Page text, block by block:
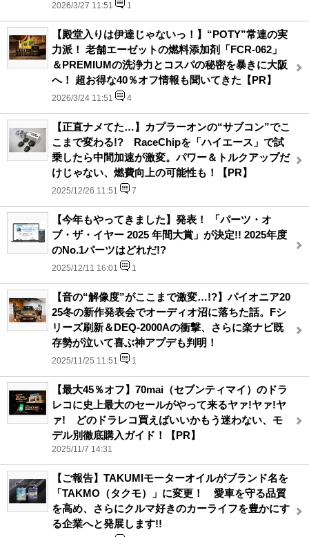
2026/3/27 11:51 1
【殿堂入りは伊達じゃないっ！】“POTY”常連の実
力派！ 老舗エーゼットの燃料添加剤「FCR-062」
＆PREMIUMの洗浄力とコスパの秘密を暴きに大阪
へ！ 超お得な40％オフ情報も聞いてきた【PR】
2026/3/24 11:51 4
【正直ナメてた…】カプラーオンの“サブコン”でこ
こまで変わる!? RaceChipを「ハイエース」で試
乗したら中間加速が激変。パワー＆トルクアップだ
けじゃない、燃費向上の可能性も！【PR】
2025/12/26 11:51 7
【今年もやってきました】発表！ 「パーツ・オ
ブ・ザ・イヤー 2025 年間大賞」が決定!! 2025年度
のNo.1パーツはどれだ!?
2025/12/11 16:01 1
【音の“解像度”がここまで激変…!?】パイオニア20
25冬の新作発表会でオーディオ沼に落ちた話。Fシ
リーズ刷新＆DEQ-2000Aの衝撃、さらに楽ナビ既
存勢が泣いて喜ぶ神アプデも判明！
2025/11/25 11:51 1
【最大45％オフ】70mai（セブンティマイ）のドラ
レコに史上最大のセールがやって来るヤァ!ヤァ!ヤ
ァ! どのドラレコ買えばいいかもう迷わない、モ
デル別徹底購入ガイド！【PR】
2025/11/7 14:31
【ご報告】TAKUMIモーターオイルがブランド名を
「TAKMO（タクモ）」に変更！ 愛車を守る品質
を高め、さらにクルマ好きのカーライフを豊かにす
る企業へと発展します!!